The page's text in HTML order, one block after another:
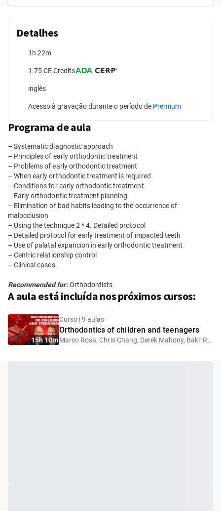
Detalhes
1h 22m
1.75 CE Credits
inglês
Acesso à gravação durante o período de Premium
Programa de aula
– Systematic diagnostic approach
– Principles of early orthodontic treatment
– Problems of early orthodontic treatment
– When early orthodontic treatment is required
– Conditions for early orthodontic treatment
– Early orthodontic treatment planning
– Elimination of bad habits leading to the occurrence of
malocclusion
– Using the technique 2 * 4. Detailed protocol
– Detailed protocol for early treatment of impacted teeth
– Use of palatal expancion in early orthodontic treatment
– Centric relationship control
– Clinical cases.
Recommended for:Orthodontists.
A aula está incluída nos próximos cursos:
15h 10m
Curso | 9 aulas
Orthodontics of children and teenagers
Marco Rosa, Chris Chang, Derek Mahony, Bakr Rabie